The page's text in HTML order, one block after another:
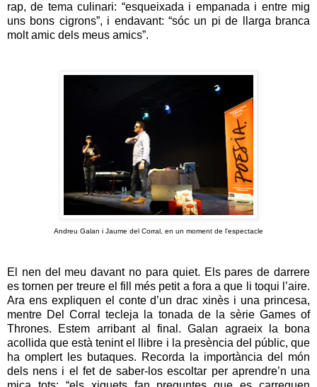
rap, de tema culinari: “esqueixada i empanada i entre mig
uns bons cigrons”, i endavant: “sóc un pi de llarga branca
molt amic dels meus amics”.
Andreu Galan i Jaume del Corral, en un moment de l'espectacle
El nen del meu davant no para quiet. Els pares de darrere
es tornen per treure el fill més petit a fora a que li toqui l’aire.
Ara ens expliquen el conte d’un drac xinès i una princesa,
mentre Del Corral tecleja la tonada de la sèrie Games of
Thrones. Estem arribant al final. Galan agraeix la bona
acollida que està tenint el llibre i la presència del públic, que
ha omplert les butaques. Recorda la importància del món
dels nens i el fet de saber-los escoltar per aprendre’n una